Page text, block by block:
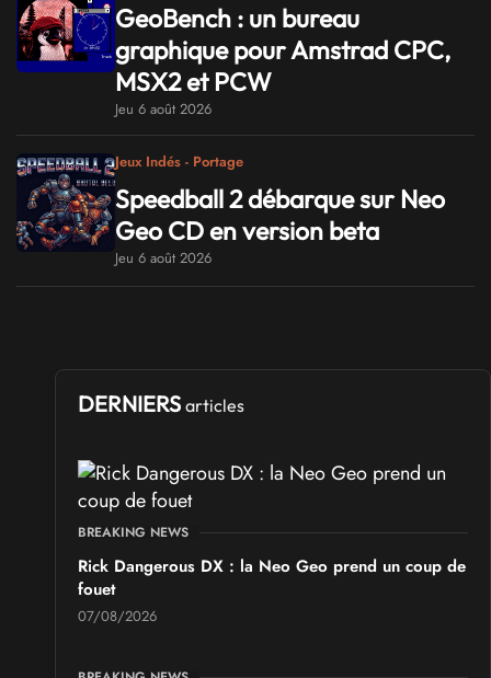
GeoBench : un bureau
graphique pour Amstrad CPC,
MSX2 et PCW
Jeu 6 août 2026
Jeux Indés - Portage
Speedball 2 débarque sur Neo
Geo CD en version beta
Jeu 6 août 2026
DERNIERS articles
BREAKING NEWS
Rick Dangerous DX : la Neo Geo prend un coup de
fouet
07/08/2026